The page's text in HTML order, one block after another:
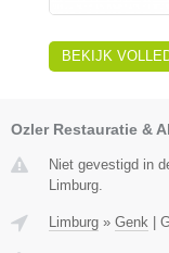
BEKIJK
Ozler Restauratie &
Niet gevestigd in
Limburg.
Limburg » Genk